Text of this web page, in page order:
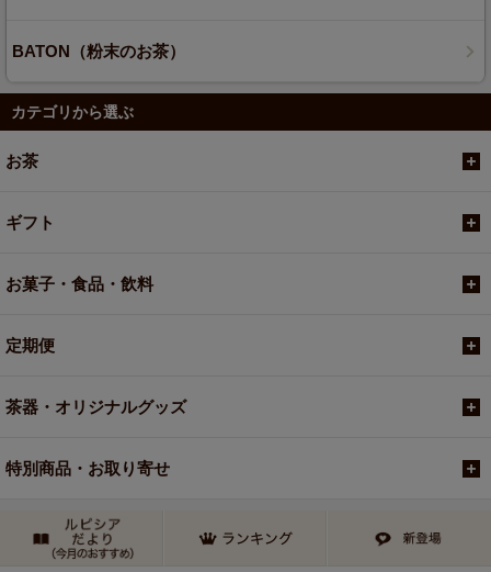
BATON（粉末のお茶）
カテゴリから選ぶ
お茶
ギフト
お菓子・食品・飲料
定期便
茶器・オリジナルグッズ
特別商品・お取り寄せ